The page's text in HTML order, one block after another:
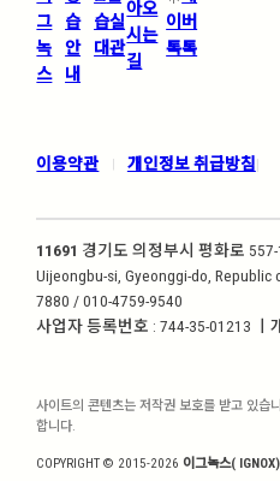
그
녹
스
습
안
내
습실
대관
아오
시는
길
이버
톡톡
이용약관 | 개인정보 취급방침 |
11691 경기도 의정부시 평화로 557-
Uijeongbu-si, Gyeonggi-do,
7880 / 010-4759-9540
사업자 등록번호 : 744-35-01213 ㅣ
사이트의 콘텐츠는 저작권 보호를 받고 있습
합니다.
COPYRIGHT © 2015-2026 이그녹스( IGNOX)